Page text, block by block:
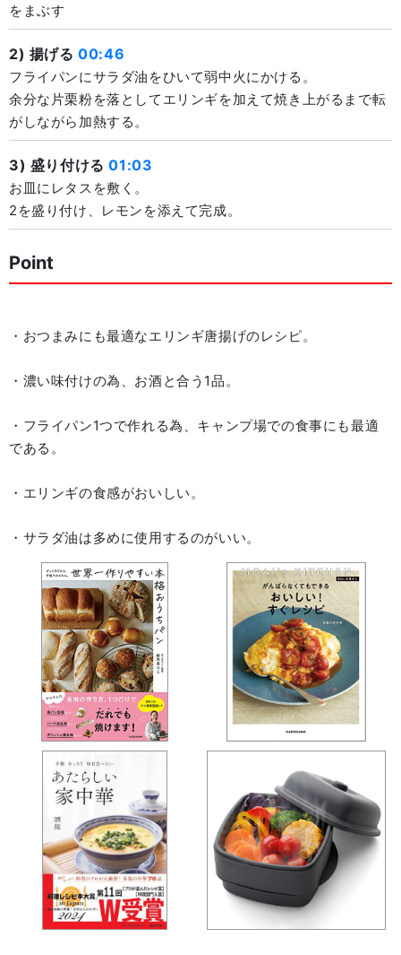
をまぶす
2) 揚げる00:46
フライパンにサラダ油をひいて弱中火にかける。
余分な片栗粉を落としてエリンギを加えて焼き上がるまで転
がしながら加熱する。
3) 盛り付ける01:03
お皿にレタスを敷く。
2を盛り付け、レモンを添えて完成。
Point
・おつまみにも最適なエリンギ唐揚げのレシピ。
・濃い味付けの為、お酒と合う1品。
・フライパン1つで作れる為、キャンプ場での食事にも最適
である。
・エリンギの食感がおいしい。